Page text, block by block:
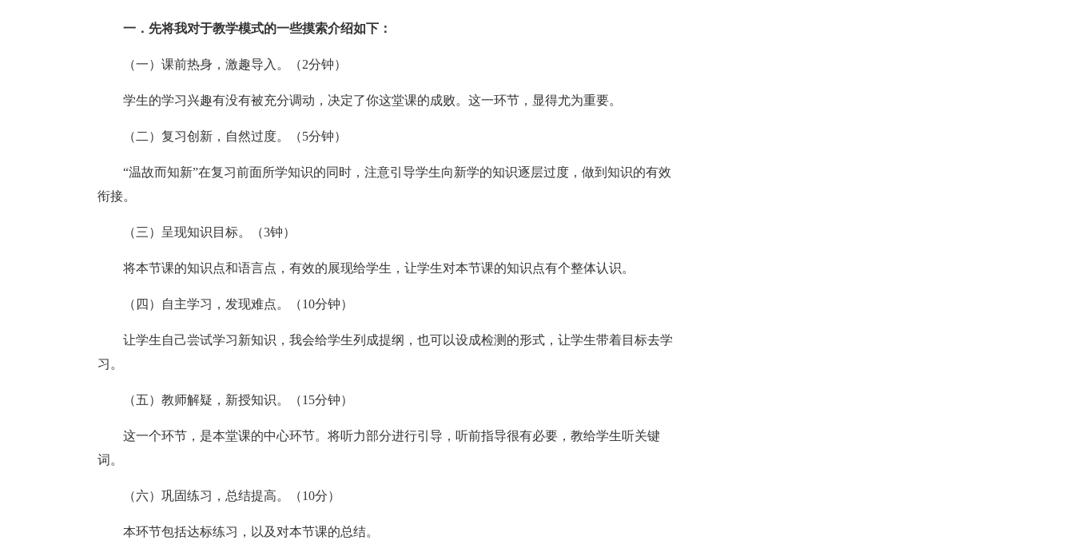
一．先将我对于教学模式的一些摸索介绍如下：
（一）课前热身，激趣导入。（2分钟）
学生的学习兴趣有没有被充分调动，决定了你这堂课的成败。这一环节，显得尤为重要。
（二）复习创新，自然过度。（5分钟）
“温故而知新”在复习前面所学知识的同时，注意引导学生向新学的知识逐层过度，做到知识的有效
衔接。
（三）呈现知识目标。（3钟）
将本节课的知识点和语言点，有效的展现给学生，让学生对本节课的知识点有个整体认识。
（四）自主学习，发现难点。（10分钟）
让学生自己尝试学习新知识，我会给学生列成提纲，也可以设成检测的形式，让学生带着目标去学
习。
（五）教师解疑，新授知识。（15分钟）
这一个环节，是本堂课的中心环节。将听力部分进行引导，听前指导很有必要，教给学生听关键
词。
（六）巩固练习，总结提高。（10分）
本环节包括达标练习，以及对本节课的总结。